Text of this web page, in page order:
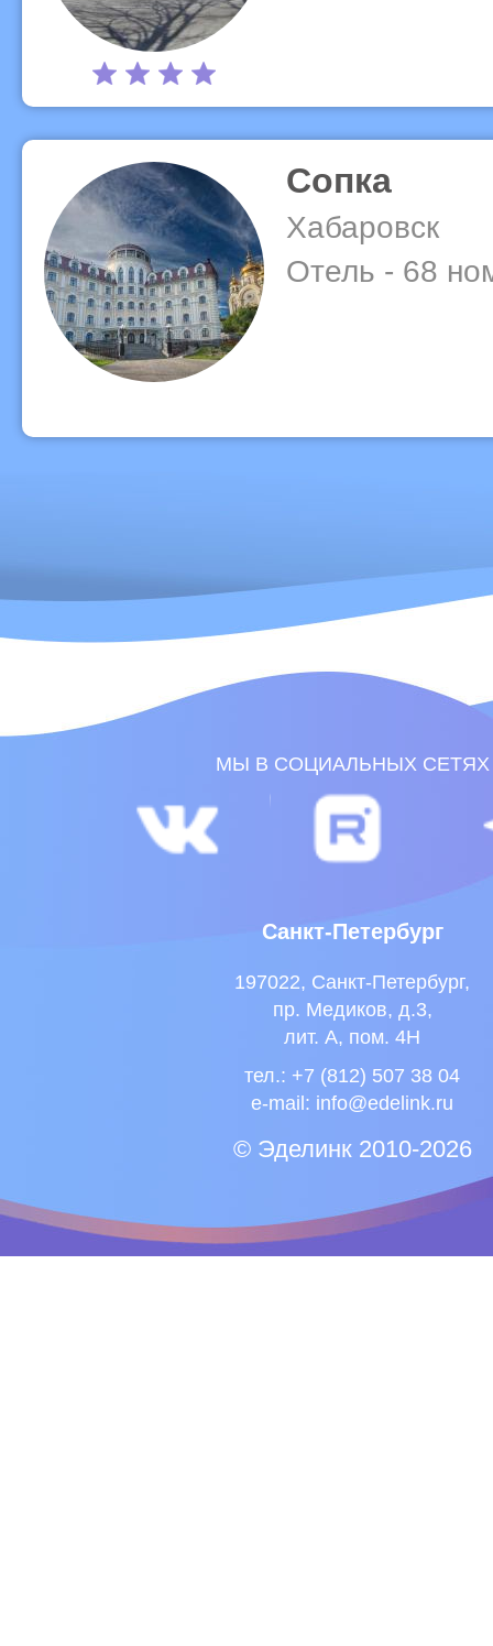
Сопка
Хабаровск
Отель - 68
Санкт-Петербург
197022, Санкт-Петербург,
пр. Медиков, д.3,
лит. А, пом. 4Н
тел.: +7 (812) 507 38 04
e-mail: info@edelink.ru
© Эделинк 2010-2026